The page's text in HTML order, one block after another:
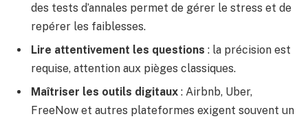
des tests d’annales permet de gérer le stress et de
repérer les faiblesses.
Lire attentivement les questions : la précision est
requise, attention aux pièges classiques.
Maîtriser les outils digitaux : Airbnb, Uber,
FreeNow et autres plateformes exigent souvent un